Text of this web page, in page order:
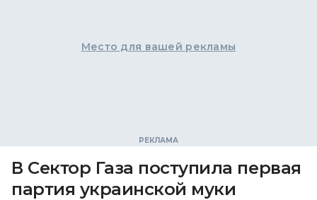
Место для вашей рекламы
В Сектор Газа поступила первая
партия украинской муки